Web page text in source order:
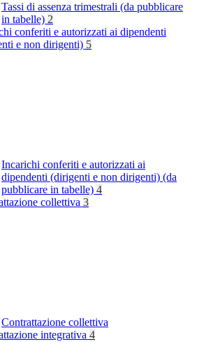
Tassi di assenza trimestrali (da pubblicare
in tabelle) 2
conferiti e autorizzati ai dipendenti
e non dirigenti) 5
Incarichi conferiti e autorizzati ai
dipendenti (dirigenti e non dirigenti) (da
pubblicare in tabelle) 4
collettiva 3
Contrattazione collettiva
integrativa 4